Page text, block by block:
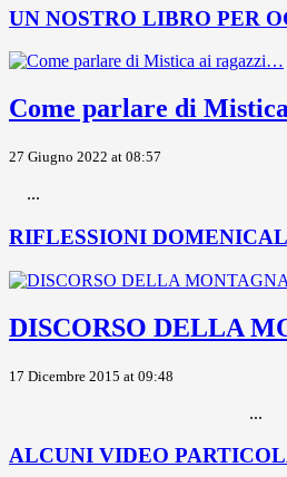
UN NOSTRO LIBRO PER
Come parlare di
27 Giugno 2022 at 08:57
...
RIFLESSIONI
DISCORSO DELLA
17 Dicembre 2015 at 09:48
...
ALCUNI VIDEO